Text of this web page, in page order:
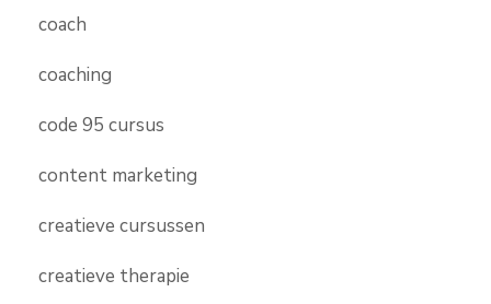
coach
coaching
code 95 cursus
content marketing
creatieve cursussen
creatieve therapie